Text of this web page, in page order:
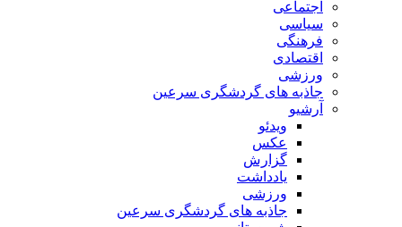
اجتماعی
سیاسی
فرهنگی
اقتصادی
ورزشی
جاذبه های گردشگری سرعین
آرشیو
ویدئو
عکس
گزارش
یادداشت
ورزشی
جاذبه های گردشگری سرعین